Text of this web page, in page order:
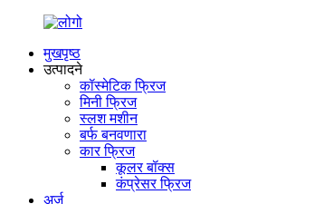
मुखपृष्ठ
उत्पादने
कॉस्मेटिक फ्रिज
मिनी फ्रिज
स्लश मशीन
बर्फ बनवणारा
कार फ्रिज
कूलर बॉक्स
कंप्रेसर फ्रिज
अर्ज